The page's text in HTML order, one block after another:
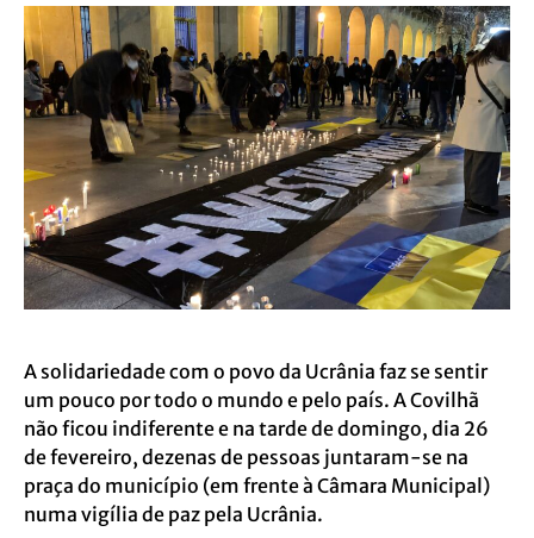
A solidariedade com o povo da Ucrânia faz se sentir
um pouco por todo o mundo e pelo país. A Covilhã
não ficou indiferente e na tarde de domingo, dia 26
de fevereiro, dezenas de pessoas juntaram-se na
praça do município (em frente à Câmara Municipal)
numa vigília de paz pela Ucrânia.